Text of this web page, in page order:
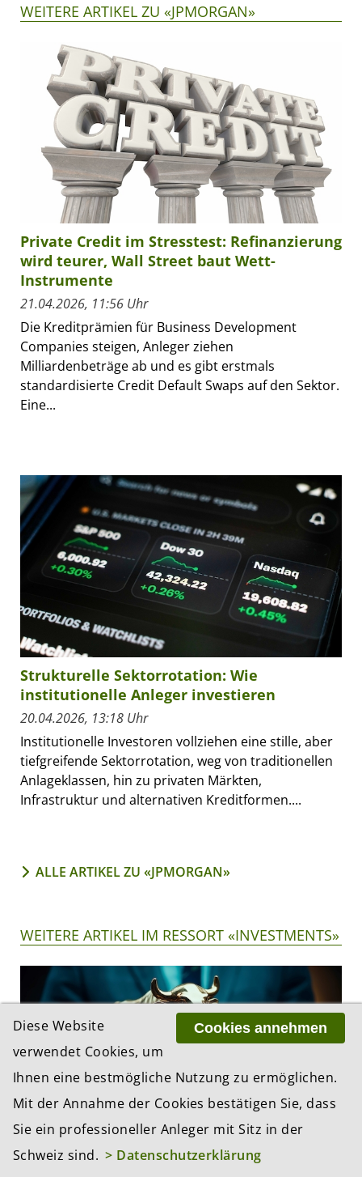
WEITERE ARTIKEL ZU «JPMORGAN»
Private Credit im Stresstest: Refinanzierung
wird teurer, Wall Street baut Wett-
Instrumente
21.04.2026, 11:56 Uhr
Die Kreditprämien für Business Development
Companies steigen, Anleger ziehen
Milliardenbeträge ab und es gibt erstmals
standardisierte Credit Default Swaps auf den Sektor.
Eine...
Strukturelle Sektorrotation: Wie
institutionelle Anleger investieren
20.04.2026, 13:18 Uhr
Institutionelle Investoren vollziehen eine stille, aber
tiefgreifende Sektorrotation, weg von traditionellen
Anlageklassen, hin zu privaten Märkten,
Infrastruktur und alternativen Kreditformen....
ALLE ARTIKEL ZU «JPMORGAN»
WEITERE ARTIKEL IM RESSORT «INVESTMENTS»
Aktien-Rekordjagd: Wo lauern die Risiken
Cookies annehmen
Diese Website
verwendet Cookies, um
Ihnen eine bestmögliche Nutzung zu ermöglichen.
Mit der Annahme der Cookies bestätigen Sie, dass
Sie ein professioneller Anleger mit Sitz in der
Schweiz sind. > Datenschutzerklärung